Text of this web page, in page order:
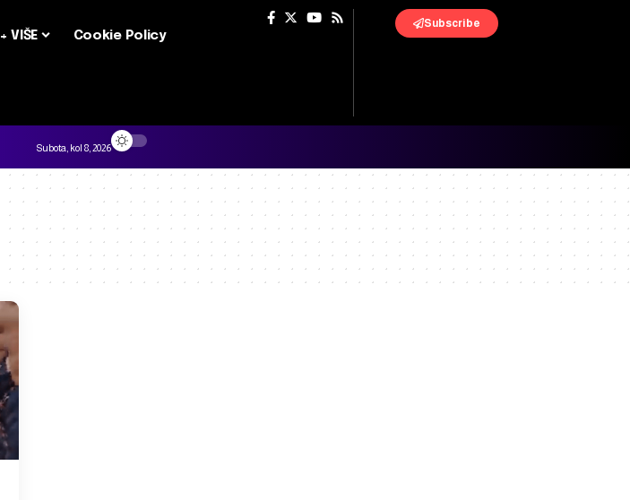
+ VIŠE Cookie Policy
Subscribe
Subota, kol 8, 2026